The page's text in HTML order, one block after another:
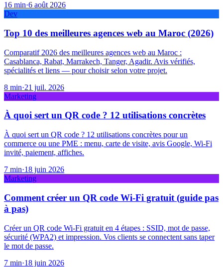
16 min·6 août 2026
Dev
Top 10 des meilleures agences web au Maroc (2026)
Comparatif 2026 des meilleures agences web au Maroc :
Casablanca, Rabat, Marrakech, Tanger, Agadir. Avis vérifiés,
spécialités et liens — pour choisir selon votre projet.
8 min·21 juil. 2026
Marketing
À quoi sert un QR code ? 12 utilisations concrètes
À quoi sert un QR code ? 12 utilisations concrètes pour un
commerce ou une PME : menu, carte de visite, avis Google, Wi-Fi
invité, paiement, affiches.
7 min·18 juin 2026
Marketing
Comment créer un QR code Wi-Fi gratuit (guide pas
à pas)
Créer un QR code Wi-Fi gratuit en 4 étapes : SSID, mot de passe,
sécurité (WPA2) et impression. Vos clients se connectent sans taper
le mot de passe.
7 min·18 juin 2026